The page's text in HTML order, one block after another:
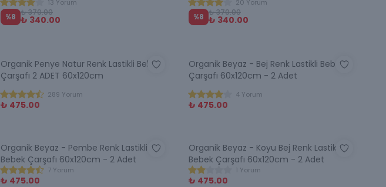
13 Yorum
%8 ₺ 370.00
₺ 340.00
20 Yorum
%8 ₺ 370.00
₺ 340.00
Organik Penye Natur Renk Lastikli Bebek
Çarşafı 2 ADET 60x120cm
289 Yorum
₺ 475.00
Organik Beyaz - Bej Renk Lastikli Bebek
Çarşafı 60x120cm - 2 Adet
4 Yorum
₺ 475.00
Organik Beyaz - Pembe Renk Lastikli
Bebek Çarşafı 60x120cm - 2 Adet
7 Yorum
₺ 475.00
Organik Beyaz - Koyu Bej Renk Lastikli
Bebek Çarşafı 60x120cm - 2 Adet
1 Yorum
₺ 475.00